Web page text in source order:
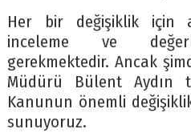
Her bir değişiklik için
inceleme ve
gerekmektedir. Ancak
Müdürü Bülent Aydın
Kanunun önemli
sunuyoruz.